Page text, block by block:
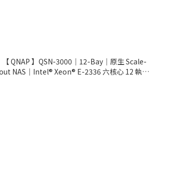
【 QNAP 】QSN-3000｜12-Bay｜原生 Scale-
NAS｜Intel® Xeon® E-2336 六核心 12 執行